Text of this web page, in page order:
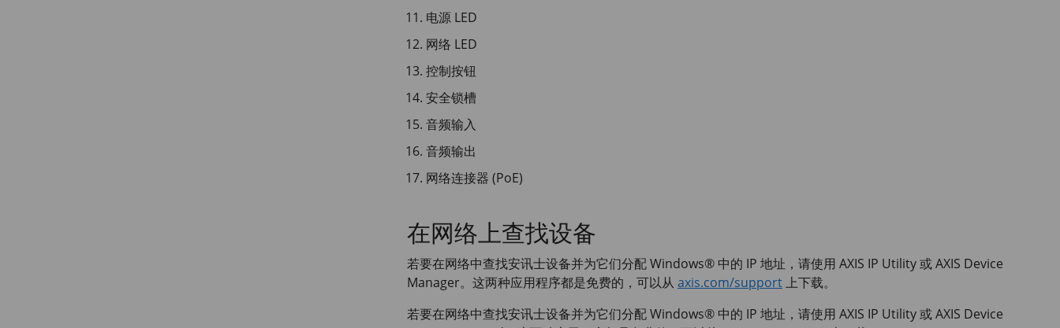
电源 LED
网络 LED
控制按钮
安全锁槽
音频输入
音频输出
网络连接器 (PoE)
在网络上查找设备
若要在网络中查找安讯士设备并为它们分配 Windows® 中的 IP 地址，请使用 AXIS IP Utility 或AXIS Device
Manager。这两种应用程序都是免费的，可以从 axis.com/support上下载。
若要在网络中查找安讯士设备并为它们分配 Windows® 中的 IP 地址，请使用 AXIS IP Utility 或AXIS Device